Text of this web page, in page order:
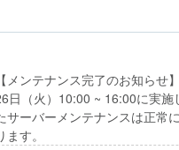
【メンテナンス完了のお知らせ
日（火）10:00 ~ 16:00に実施
サーバーメンテナンスは正常
ます。